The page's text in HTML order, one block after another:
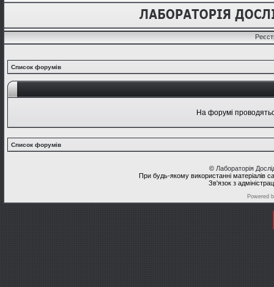
Список форумів
На форумі
Список форумів
© Лабораторія
При будь-якому використанні матеріалів
Зв'язок з
Powered